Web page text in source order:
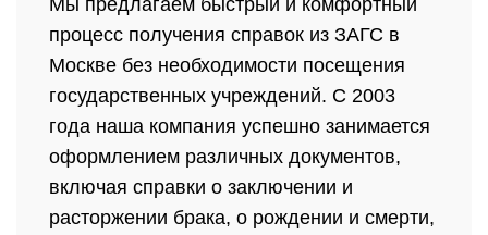
процесс получения справок из ЗАГС в
Москве без необходимости посещения
государственных учреждений. С 2003
года наша компания успешно занимается
оформлением различных документов,
включая справки о заключении и
расторжении брака, о рождении и смерти,